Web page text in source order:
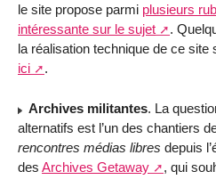
le site propose parmi plusieurs
intéressante sur le sujet
.
la réalisation technique de ce site
ici
.
Archives militantes. La
alternatifs est l’un des chantiers
rencontres médias libres depuis
des Archives Getaway , qui